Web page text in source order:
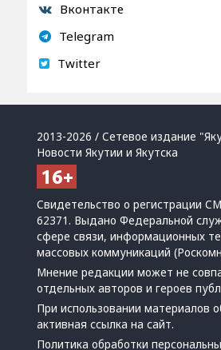
Вконтакте
Telegram
Twitter
2013-2026 / Сетевое издание
Новости Якутии и Якутска
Свидетельство о регистрации
62371. Выдано Федеральной
сфере связи, информационных
массовых коммуникаций
Мнение редакции может не
отдельных авторов и героев
При использовании материалов
активная ссылка на сайт.
Политика обработки